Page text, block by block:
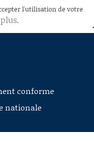
l'utilisation de votre
.
conforme
nationale